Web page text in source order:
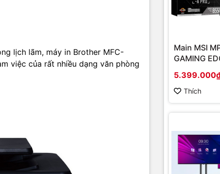
lịch lãm, máy in Brother MFC-
việc của rất nhiều dạng văn phòng
Main MSI
GAMING
Socket AM4/
onboard)
Thích